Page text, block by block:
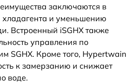
заключаются в
и уменьшению
Встроенный iSGHX также
управления по
SGHX. Кроме того, Hypertwain
к замерзанию и снижает
воде.